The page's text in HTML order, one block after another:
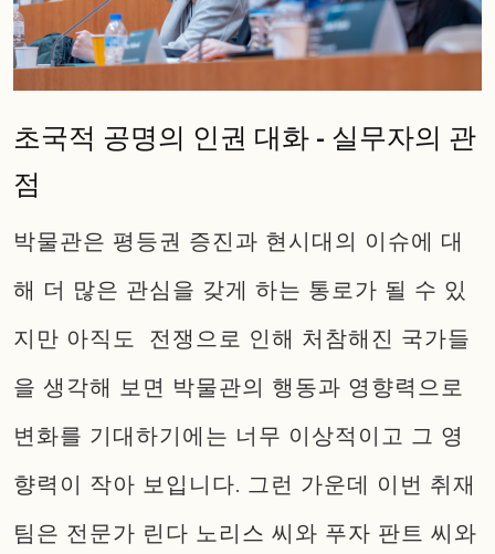
초국적 공명의 인권 대화 - 실무자의 관
점
박물관은 평등권 증진과 현시대의 이슈에 대
해 더 많은 관심을 갖게 하는 통로가 될 수 있
지만 아직도 전쟁으로 인해 처참해진 국가들
을 생각해 보면 박물관의 행동과 영향력으로
변화를 기대하기에는 너무 이상적이고 그 영
향력이 작아 보입니다. 그런 가운데 이번 취재
팀은 전문가 린다 노리스 씨와 푸자 판트 씨와